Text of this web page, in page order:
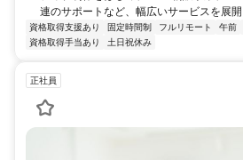
連のサポートなど、幅広いサービスを展
資格取得支援あり 固定時間制 フルリモート 午前
資格取得手当あり
土日祝休み
正社員